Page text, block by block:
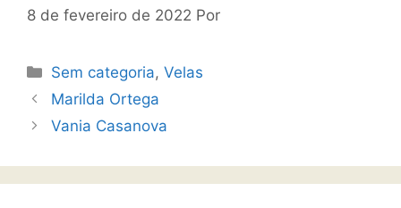
8 de fevereiro de 2022 Por
Sem categoria,Velas
Marilda Ortega
Vania Casanova